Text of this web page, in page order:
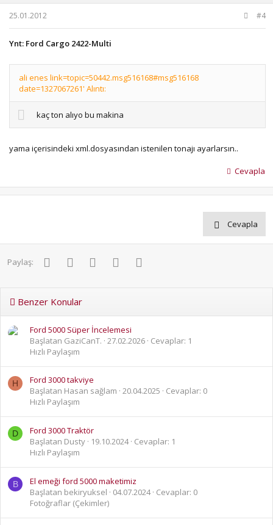
25.01.2012 #4
Ynt: Ford Cargo 2422-Multi
ali enes link=topic=50442.msg516168#msg516168
date=1327067261' Alıntı:
kaç ton alıyo bu makina
yama içerisindeki xml.dosyasından istenilen tonajı ayarlarsın..
Cevapla
Cevapla
Paylaş: FacebookTwitter PinterestWhatsApp
Benzer Konular
Ford 5000 Süper İncelemesi
Başlatan GaziCanT. 27.02.2026 Cevaplar: 1
Hızlı Paylaşım
H
Ford 3000 takviye
Başlatan Hasan sağlam 20.04.2025
Cevaplar: 0
Hızlı Paylaşım
D
Ford 3000 Traktör
Başlatan Dusty
19.10.2024 Cevaplar: 1
Hızlı Paylaşım
B
El emeği ford 5000 maketimiz
Başlatan bekiryuksel
04.07.2024 Cevaplar: 0
Fotoğraflar (Çekimler)